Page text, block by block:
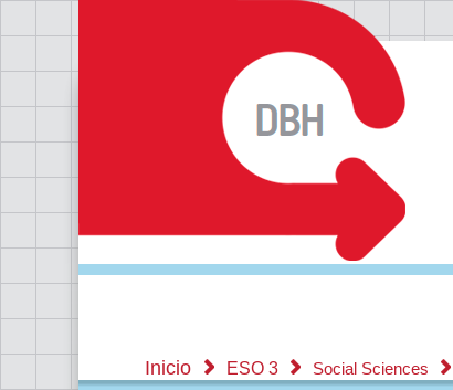
Inicio ESO 3 Social Sciences